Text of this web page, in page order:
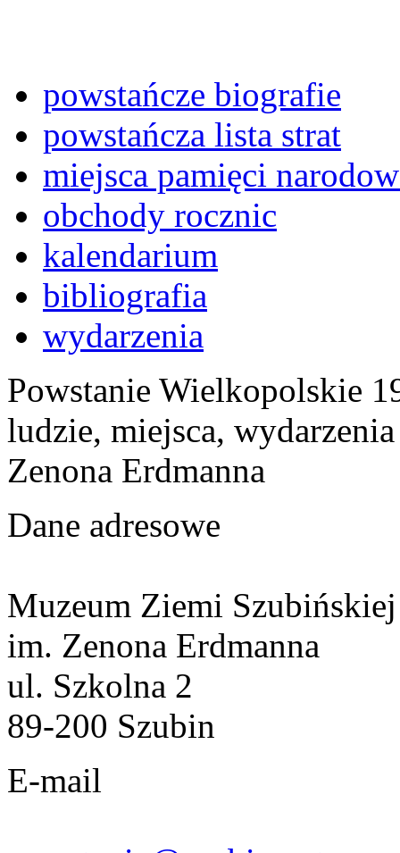
powstańcze biografie
powstańcza lista strat
miejsca pamięci
obchody rocznic
kalendarium
bibliografia
wydarzenia
Powstanie Wielkopolskie
ludzie, miejsca,
Zenona Erdmanna
Dane adresowe
Muzeum Ziemi Szubińskiej
im. Zenona Erdmanna
ul. Szkolna 2
89-200 Szubin
E-mail